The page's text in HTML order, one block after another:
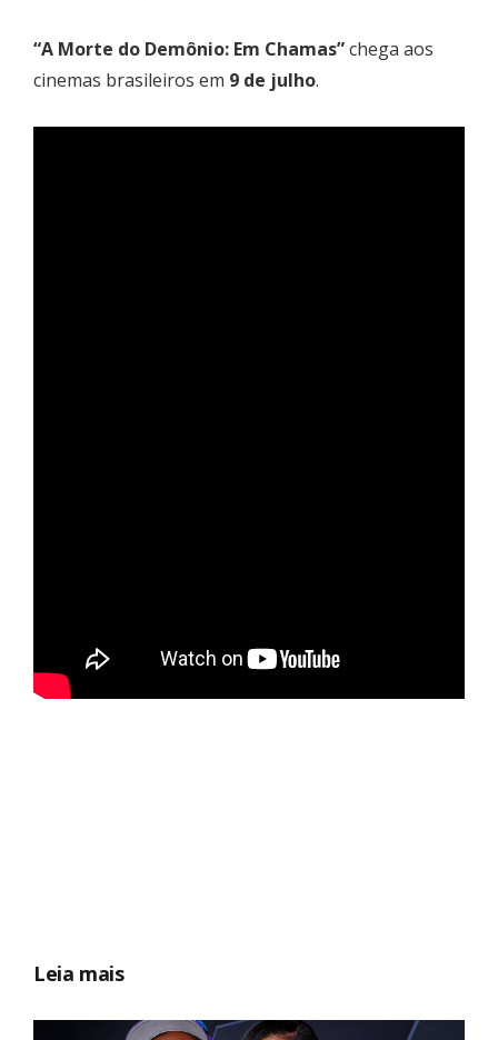
“A Morte do Demônio: Em Chamas”chega aos
cinemas brasileiros em 9 de julho.
Leia mais